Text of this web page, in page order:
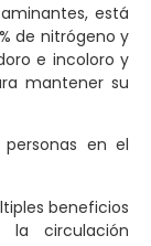
está
de nitrógeno y
e incoloro y
mantener su
en el
beneficios
circulación